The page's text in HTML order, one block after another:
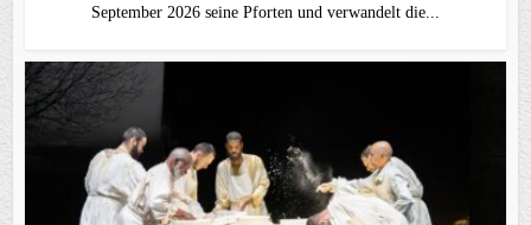
September 2026 seine Pforten und verwandelt die...